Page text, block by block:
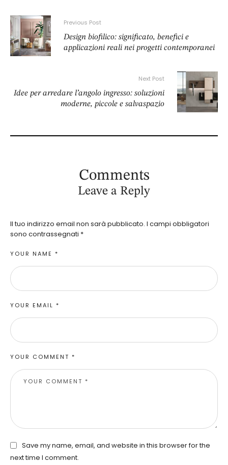
Previous Post
Design biofilico: significato, benefici e
applicazioni reali nei progetti contemporanei
Next Post
Idee per arredare l’angolo ingresso: soluzioni
moderne, piccole e salvaspazio
Comments
Leave a Reply
Il tuo indirizzo email non sarà pubblicato. I campi obbligatori
sono contrassegnati *
YOUR COMMENT *
YOUR NAME *
YOUR EMAIL *
Save my name, email, and website in this browser for the
next time I comment.